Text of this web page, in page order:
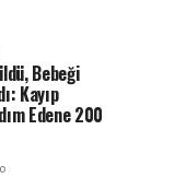
Bebeği
Kayıp
Edene 200